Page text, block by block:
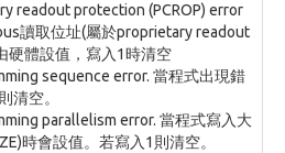
readout protection (PCROP) error
讀取位址(屬於proprietary readout
硬體設值，寫入1時清空
sequence error. 當程式出現錯
清空。
parallelism error. 當程式寫入大
時會設值。若寫入1則清空。